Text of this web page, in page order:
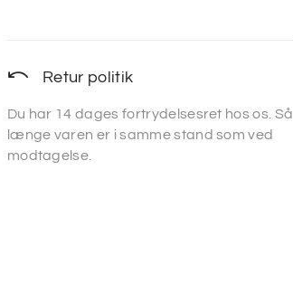
Retur politik
Du har 14 dages fortrydelsesret hos os. Så
længe varen er i samme stand som ved
modtagelse.